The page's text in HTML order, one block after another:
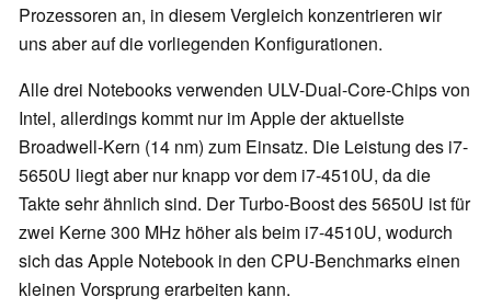
Prozessoren an, in diesem Vergleich konzentrieren wir
uns aber auf die vorliegenden Konfigurationen.
Alle drei Notebooks verwenden ULV-Dual-Core-Chips von
Intel, allerdings kommt nur im Apple der aktuellste
Broadwell-Kern (14 nm) zum Einsatz. Die Leistung des i7-
5650U liegt aber nur knapp vor dem i7-4510U, da die
Takte sehr ähnlich sind. Der Turbo-Boost des 5650U ist für
zwei Kerne 300 MHz höher als beim i7-4510U, wodurch
sich das Apple Notebook in den CPU-Benchmarks einen
kleinen Vorsprung erarbeiten kann.